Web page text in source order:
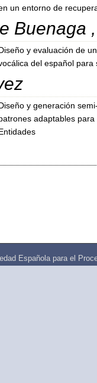
un entorno de
Buenaga
y evaluación de
del español para
y generación
adaptables
Española para el